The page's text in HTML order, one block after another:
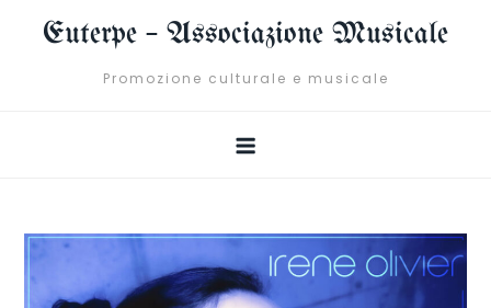
Euterpe – Associazione Musicale
Promozione culturale e musicale